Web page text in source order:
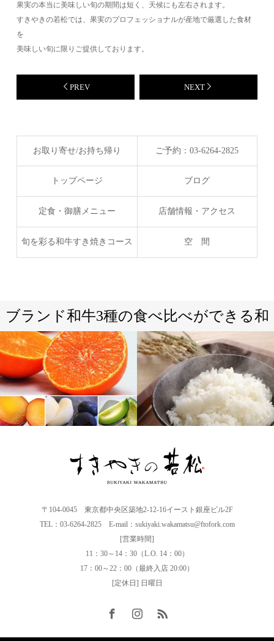
果実の本当に美味しい旬の期間は短く、天候にも左右されます。
すきやきの若松では、果実のプロフェッショナルが産地で厳選した食材
を
美味しい旬に限りご提供しております。
PREV NEXT
お取り寄せ/お持ち帰り ご予約：03-6264-2825
トップページ ブログ
定食・御膳メニュー 店舗情報・アクセス
旬を彩る和牛すき焼きコース 空 間
ブランド和牛3種の食べ比べができる和
牛すきやき専門店
〒104-0045 東京都中央区築地2-12-16イースト銀座ビル2F
TEL：03-6264-2825 E-mail：sukiyaki.wakamatsu@ftofork.com
[営業時間]
11：30～14：30（L.O. 14：00）
17：00～22：00（最終入店 20:00）
[定休日] 日曜日